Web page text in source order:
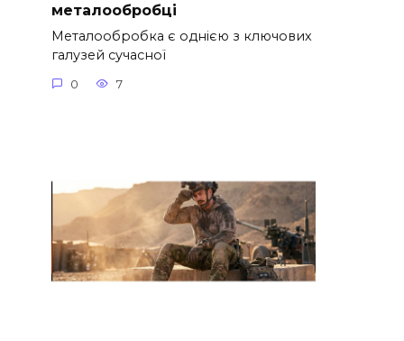
металообробці
Металообробка є однією з ключових
галузей сучасної
0 7